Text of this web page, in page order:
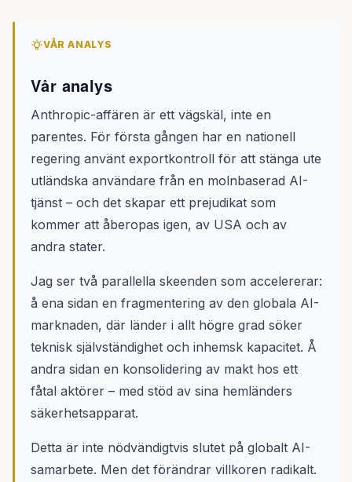
VÅR ANALYS
Vår analys
Anthropic-affären är ett vägskäl, inte en
parentes. För första gången har en nationell
regering använt exportkontroll för att stänga ute
utländska användare från en molnbaserad AI-
tjänst – och det skapar ett prejudikat som
kommer att åberopas igen, av USA och av
andra stater.
Jag ser två parallella skeenden som accelererar:
å ena sidan en fragmentering av den globala AI-
marknaden, där länder i allt högre grad söker
teknisk självständighet och inhemsk kapacitet. Å
andra sidan en konsolidering av makt hos ett
fåtal aktörer – med stöd av sina hemländers
säkerhetsapparat.
Detta är inte nödvändigtvis slutet på globalt AI-
samarbete. Men det förändrar villkoren radikalt.